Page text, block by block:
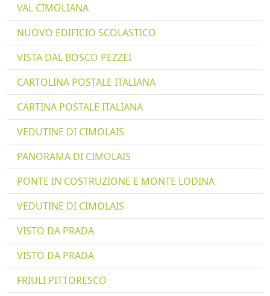
VAL CIMOLIANA
NUOVO EDIFICIO SCOLASTICO
VISTA DAL BOSCO PEZZEI
CARTOLINA POSTALE ITALIANA
CARTINA POSTALE ITALIANA
VEDUTINE DI CIMOLAIS
PANORAMA DI CIMOLAIS
PONTE IN COSTRUZIONE E MONTE LODINA
VEDUTINE DI CIMOLAIS
VISTO DA PRADA
VISTO DA PRADA
FRIULI PITTORESCO